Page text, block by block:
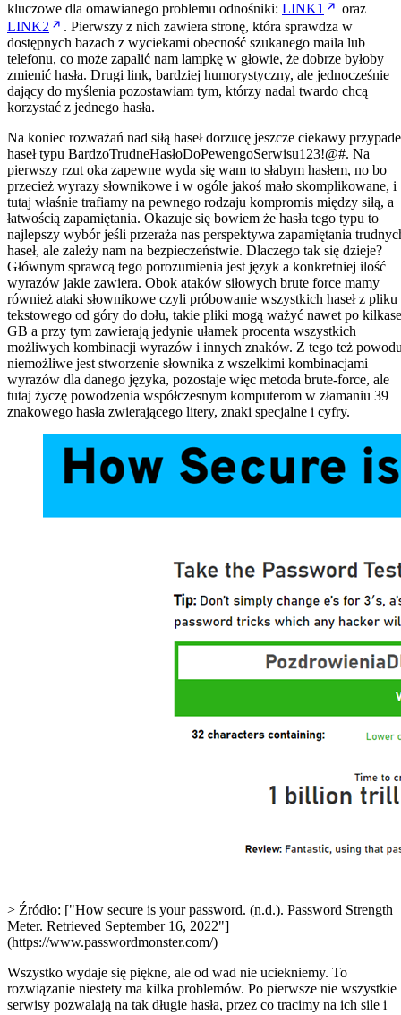
kluczowe dla omawianego problemu odnośniki: LINK1
oraz
LINK2
. Pierwszy z nich zawiera stronę, która sprawdza w
dostępnych bazach z wyciekami obecność szukanego maila lub
telefonu, co może zapalić nam lampkę w głowie, że dobrze byłoby
zmienić hasła. Drugi link, bardziej humorystyczny, ale jednocześnie
dający do myślenia pozostawiam tym, którzy nadal twardo chcą
korzystać z jednego hasła.
Na koniec rozważań nad siłą haseł dorzucę jeszcze ciekawy
haseł typu BardzoTrudneHasłoDoPewengoSerwisu123!@#. Na
pierwszy rzut oka zapewne wyda się wam to słabym hasłem, no bo
przecież wyrazy słownikowe i w ogóle jakoś mało skomplikowane, i
tutaj właśnie trafiamy na pewnego rodzaju kompromis między siłą, a
łatwością zapamiętania. Okazuje się bowiem że hasła tego typu to
najlepszy wybór jeśli przeraża nas perspektywa zapamiętania
haseł, ale zależy nam na bezpieczeństwie. Dlaczego tak się dzieje?
Głównym sprawcą tego porozumienia jest język a konkretniej ilość
wyrazów jakie zawiera. Obok ataków siłowych brute force mamy
również ataki słownikowe czyli próbowanie wszystkich haseł z pliku
tekstowego od góry do dołu, takie pliki mogą ważyć nawet po
GB a przy tym zawierają jedynie ułamek procenta wszystkich
możliwych kombinacji wyrazów i innych znaków. Z tego też
niemożliwe jest stworzenie słownika z wszelkimi kombinacjami
wyrazów dla danego języka, pozostaje więc metoda brute-force, ale
tutaj życzę powodzenia współczesnym komputerom w złamaniu 39
znakowego hasła zwierającego litery, znaki specjalne i cyfry.
> Źródło: ["How secure is your password. (n.d.). Password Strength
Meter. Retrieved September 16, 2022"]
(https://www.passwordmonster.com/)
Wszystko wydaje się piękne, ale od wad nie uciekniemy. To
rozwiązanie niestety ma kilka problemów. Po pierwsze nie wszystkie
serwisy pozwalają na tak długie hasła, przez co tracimy na ich sile i